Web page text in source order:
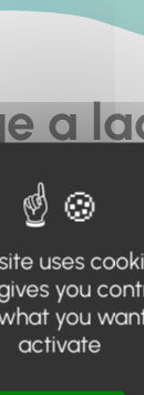
a
ou
le moteur
le menu pour
uses
you
you
activate